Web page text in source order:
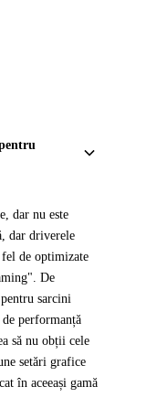
dar nu este
dar driverele
de optimizate
De
sarcini
performanță
să nu obții cele
setări grafice
în aceeași gamă